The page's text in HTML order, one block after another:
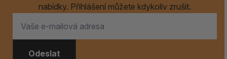
nabídky. Přihlášení můžete kdykoliv zrušit.
Odeslat